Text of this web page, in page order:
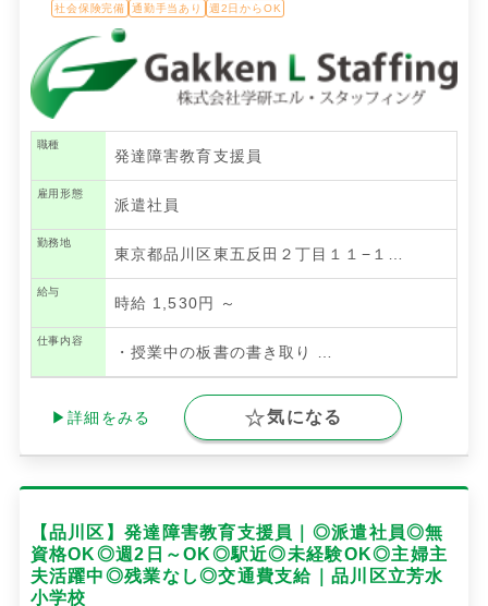
社会保険完備
通勤手当あり 週2日からOK
職種
発達障害教育支援員
雇用形態
派遣社員
勤務地
東京都品川区東五反田２丁目１１−１…
給与
時給 1,530円 ～
仕事内容
・授業中の板書の書き取り
▶詳細をみる 気になる
【品川区】発達障害教育支援員｜◎派遣社員◎無
資格OK◎週2日～OK◎駅近◎未経験OK◎主婦主
夫活躍中◎残業なし◎交通費支給｜品川区立芳水
小学校